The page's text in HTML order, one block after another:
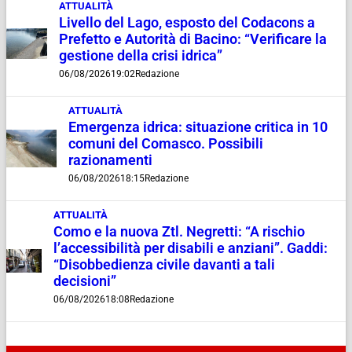
ATTUALITÀ
Livello del Lago, esposto del Codacons a
Prefetto e Autorità di Bacino: “Verificare la
gestione della crisi idrica”
06/08/202619:02Redazione
ATTUALITÀ
Emergenza idrica: situazione critica in 10
comuni del Comasco. Possibili
razionamenti
06/08/202618:15Redazione
ATTUALITÀ
Como e la nuova Ztl. Negretti: “A rischio
l’accessibilità per disabili e anziani”. Gaddi:
“Disobbedienza civile davanti a tali
decisioni”
06/08/202618:08 Redazione